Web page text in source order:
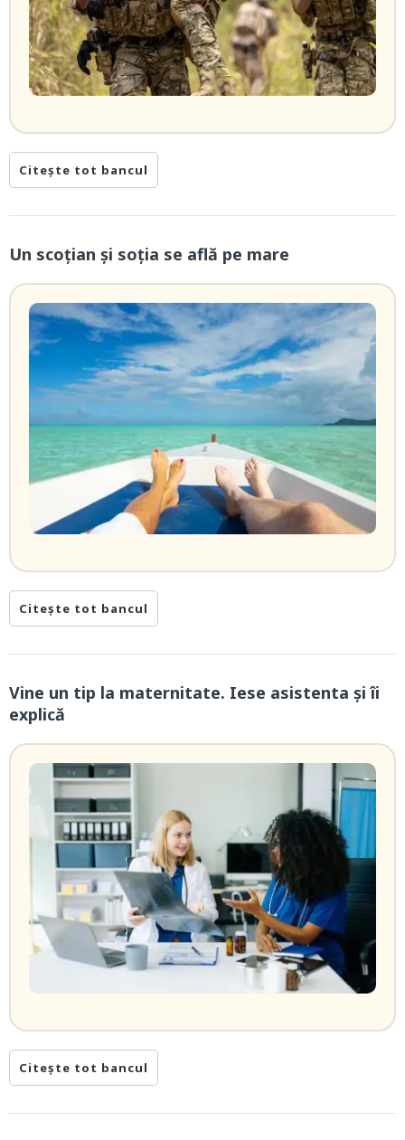
Citește tot bancul
Un scoţian şi soţia se află pe mare
Citește tot bancul
Vine un tip la maternitate. Iese asistenta și îi
explică
Citește tot bancul